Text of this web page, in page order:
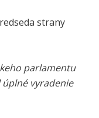
strany
parlamentu
vyradenie